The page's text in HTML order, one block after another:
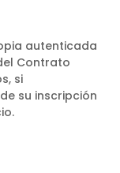
autenticada
Contrato
si
su inscripción